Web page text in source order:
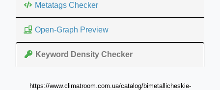
Metatags Checker
Open-Graph Preview
Keyword Density Checker
https://www.climatroom.com.ua/catalog/bimetallicheskie-